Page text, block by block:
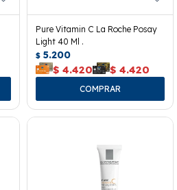
Pure Vitamin C La Roche Posay
Light 40 Ml .
$ 5.200
$ 4.420 $ 4.420